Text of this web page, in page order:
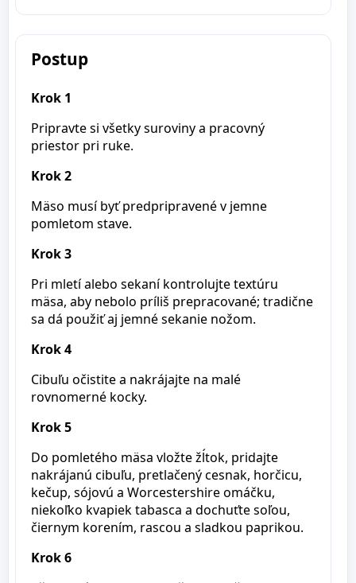
Postup
Krok 1
Pripravte si všetky suroviny a pracovný
priestor pri ruke.
Krok 2
Mäso musí byť predpripravené v jemne
pomletom stave.
Krok 3
Pri mletí alebo sekaní kontrolujte textúru
mäsa, aby nebolo príliš prepracované; tradične
sa dá použiť aj jemné sekanie nožom.
Krok 4
Cibuľu očistite a nakrájajte na malé
rovnomerné kocky.
Krok 5
Do pomletého mäsa vložte žĺtok, pridajte
nakrájanú cibuľu, pretlačený cesnak, horčicu,
kečup, sójovú a Worcestershire omáčku,
niekoľko kvapiek tabasca a dochuťte soľou,
čiernym korením, rascou a sladkou paprikou.
Krok 6